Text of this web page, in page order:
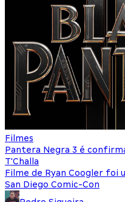
Filmes
Pantera Negra 3 é
T'Challa
Filme de Ryan Coogler foi
San Diego Comic-Con